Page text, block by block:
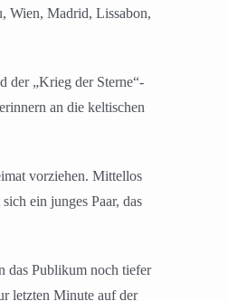
Wien, Madrid, Lissabon,
der „Krieg der Sterne“-
an die keltischen
vorziehen. Mittellos
ein junges Paar, das
das Publikum noch tiefer
letzten Minute auf der